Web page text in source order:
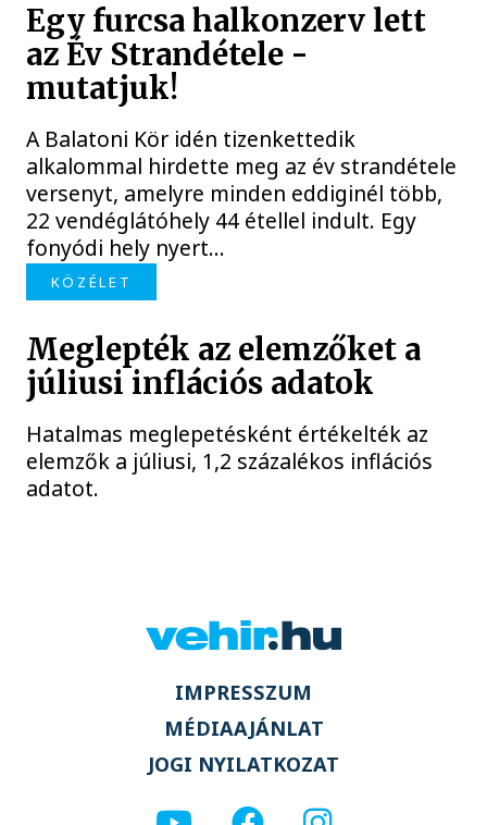
Egy furcsa halkonzerv lett
az Év Strandétele -
mutatjuk!
A Balatoni Kör idén tizenkettedik
alkalommal hirdette meg az év strandétele
versenyt, amelyre minden eddiginél több,
22 vendéglátóhely 44 étellel indult. Egy
fonyódi hely nyert...
KÖZÉLET
Meglepték az elemzőket a
júliusi inflációs adatok
Hatalmas meglepetésként értékelték az
elemzők a júliusi, 1,2 százalékos inflációs
adatot.
IMPRESSZUM
MÉDIAAJÁNLAT
JOGI NYILATKOZAT